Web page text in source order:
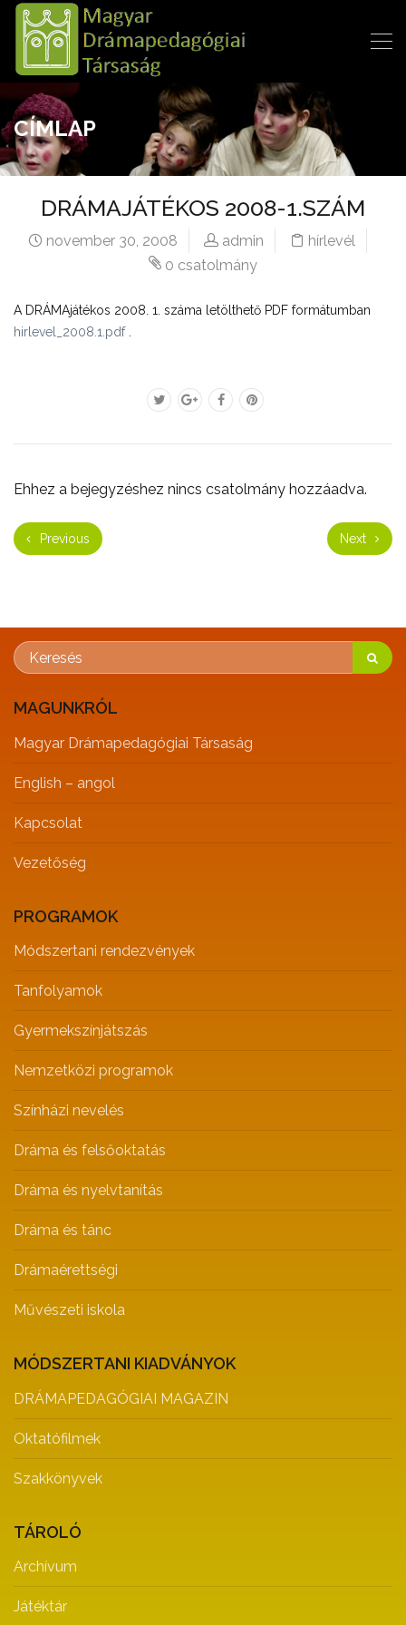
CÍMLAP
DRÁMAJÁTÉKOS 2008-1.SZÁM
november 30, 2008 admin
hírlevél
0 csatolmány
A DRÁMAjátékos 2008. 1. száma letölthető PDF formátumban
hirlevel_2008.1.pdf.
Ehhez a bejegyzéshez nincs csatolmány hozzáadva.
Previous Next
MAGUNKRÓL
Magyar Drámapedagógiai Társaság
English – angol
Kapcsolat
Vezetőség
PROGRAMOK
Módszertani rendezvények
Tanfolyamok
Gyermekszínjátszás
Nemzetközi programok
Színházi nevelés
Dráma és felsőoktatás
Dráma és nyelvtanítás
Dráma és tánc
Drámaérettségi
Művészeti iskola
MÓDSZERTANI KIADVÁNYOK
DRÁMAPEDAGÓGIAI MAGAZIN
Oktatófilmek
Szakkönyvek
TÁROLÓ
Archívum
Játéktár